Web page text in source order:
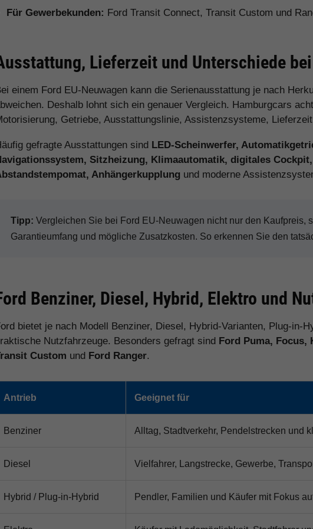
Für Gewerbekunden: Ford Transit Connect, Transit Custom und
Lieferzeit und Unterschiede bei
einem Ford EU-Neuwagen kann die Serienausstattung je nach
Deshalb lohnt sich ein genauer Vergleich. Hamburgcars
Getriebe, Ausstattungslinie, Assistenzsysteme,
gefragte Ausstattungen sind LED-Scheinwerfer,
Sitzheizung, Klimaautomatik, digitales
Anhängerkupplung und moderne
Tipp: Vergleichen Sie bei Ford EU-Neuwagen nicht nur den Kaufpreis,
Garantieumfang und mögliche Zusatzkosten. So erkennen Sie den
Benziner, Diesel, Hybrid, Elektro und
bietet je nach Modell Benziner, Diesel, Hybrid-Varianten, Plug-in-
Nutzfahrzeuge. Besonders gefragt sind Ford Puma, Focus,
Custom und Ford Ranger.
Antrieb Geeignet für
Benziner Alltag, Stadtverkehr, Pendelstrecken und
Diesel Vielfahrer, Langstrecke, Gewerbe,
Hybrid / Plug-in-Hybrid Pendler, Familien und Käufer mit Fokus